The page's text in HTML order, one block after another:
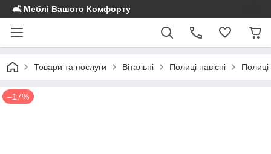
🛋️ Меблі Вашого Комфорту
Товари та послуги Вітальні Полиці навісні Полиці
–17%